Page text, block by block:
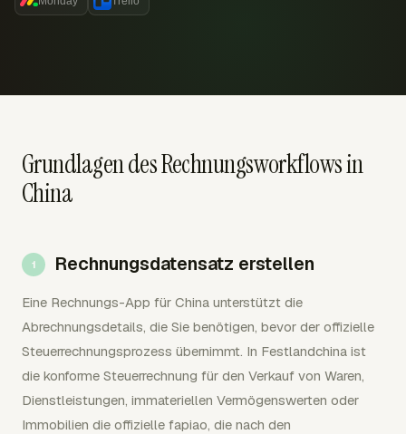
Grundlagen des Rechnungsworkflows in
China
Rechnungsdatensatz erstellen
Eine Rechnungs-App für China unterstützt die
Abrechnungsdetails, die Sie benötigen, bevor der offizielle
Steuerrechnungsprozess übernimmt. In Festlandchina ist
die konforme Steuerrechnung für den Verkauf von Waren,
Dienstleistungen, immateriellen Vermögenswerten oder
Immobilien die offizielle fapiao, die nach den